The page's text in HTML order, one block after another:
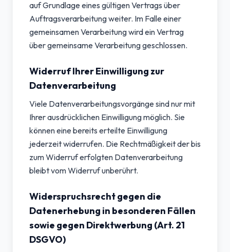
auf Grundlage eines gültigen Vertrags über
Auftragsverarbeitung weiter. Im Falle einer
gemeinsamen Verarbeitung wird ein Vertrag
über gemeinsame Verarbeitung geschlossen.
Widerruf Ihrer Einwilligung zur
Datenverarbeitung
Viele Datenverarbeitungsvorgänge sind nur mit
Ihrer ausdrücklichen Einwilligung möglich. Sie
können eine bereits erteilte Einwilligung
jederzeit widerrufen. Die Rechtmäßigkeit der bis
zum Widerruf erfolgten Datenverarbeitung
bleibt vom Widerruf unberührt.
Widerspruchsrecht gegen die
Datenerhebung in besonderen Fällen
sowie gegen Direktwerbung (Art. 21
DSGVO)